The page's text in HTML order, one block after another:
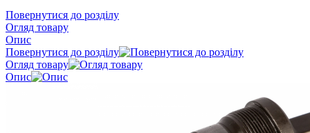
Повернутися до розділу
Огляд товару
Опис
Повернутися до розділу
Огляд товару
Опис